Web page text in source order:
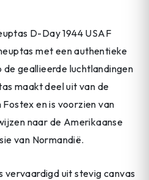
D-Day 1944 USAF
met een authentieke
geallieerde luchtlandingen
maakt deel uit van de
en is voorzien van
naar de Amerikaanse
van Normandië.
vervaardigd uit stevig canvas